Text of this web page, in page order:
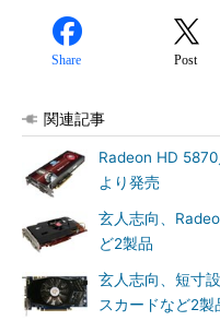
Share Post
関連記事
Radeon HD
より発売
玄人志向、
ど2製品
玄人志向、短寸
スカードなど2製